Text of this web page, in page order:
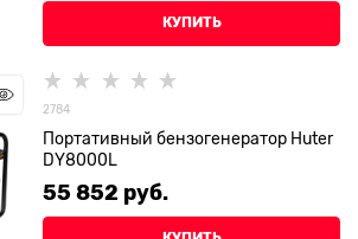
КУПИТЬ
2784
Портативный бензогенератор Huter
DY8000L
55 852 руб.